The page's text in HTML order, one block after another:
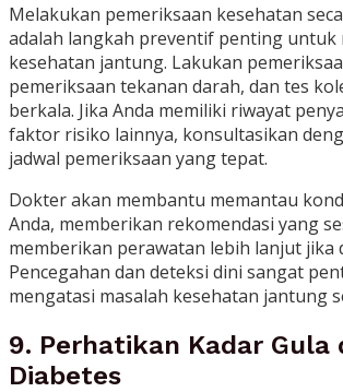
Melakukan pemeriksaan kesehatan
adalah langkah preventif penting untuk
kesehatan jantung. Lakukan
pemeriksaan tekanan darah, dan tes
berkala. Jika Anda memiliki riwayat
faktor risiko lainnya, konsultasikan
jadwal pemeriksaan yang tepat.
Dokter akan membantu memantau
Anda, memberikan rekomendasi yang
memberikan perawatan lebih lanjut jika
Pencegahan dan deteksi dini sangat
mengatasi masalah kesehatan jantung
9. Perhatikan Kadar Gula
Diabetes